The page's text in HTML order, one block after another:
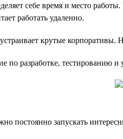
себе время и место
работать удаленно.
крутые
по разработке, тестированию
постоянно запускать